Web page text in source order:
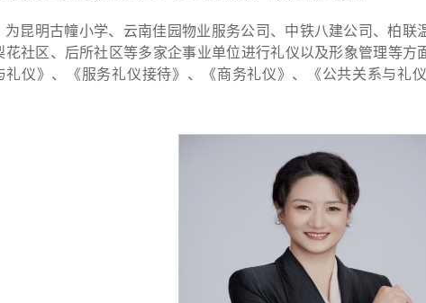
为昆明古幢小学、云南佳园物业服务公司、中铁八建公司、柏联
花社区、后所社区等多家企事业单位进行礼仪以及形象管理等方
礼仪》、《服务礼仪接待》、《商务礼仪》、《公共关系与礼